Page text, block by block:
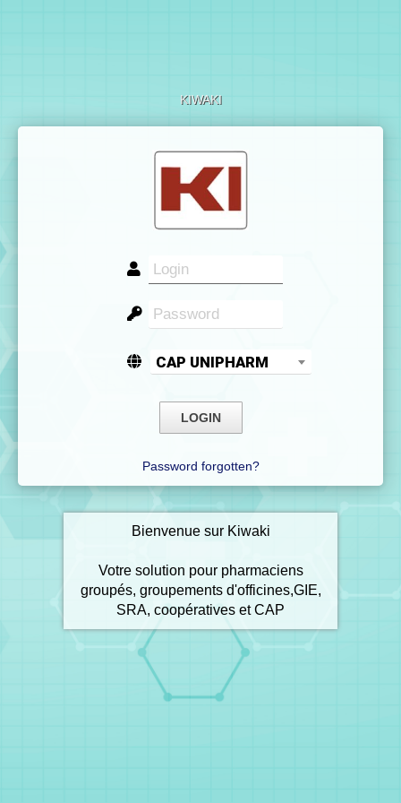
KIWAKI
CAP UNIPHARM
Password forgotten?
Bienvenue sur Kiwaki
Votre solution pour pharmaciens
groupés, groupements d'officines,GIE,
SRA, coopératives et CAP